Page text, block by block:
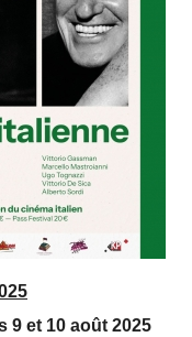
9 et 10 août 2025